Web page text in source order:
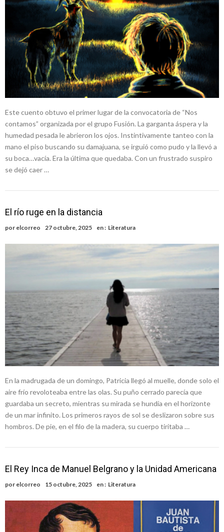
Este cuento obtuvo el primer lugar de la convocatoria de “Nos
contamos” organizada por el grupo Fusión. La garganta áspera y la
humedad pesada le abrieron los ojos. Instintivamente tanteo con la
mano el piso buscando su damajuana, se irguió como pudo y la llevó a
su boca…vacía. Era la última que quedaba. Con un frustrado suspiro
se dejó caer …
El río ruge en la distancia
por elcorreo 27 octubre, 2025 en : Literatura
En la madrugada de un domingo, Patricia llegó al muelle, donde solo el
aire frío revoloteaba entre las olas. Su puño cerrado parecía que
guardaba un secreto, mientras su mirada se hundía en el horizonte
de un mar infinito. Los primeros rayos de sol se deslizaron sobre sus
hombros. De pie, en el filo de la madera, su cuerpo tiritaba …
El Rey Inca de Manuel Belgrano y la Unidad Americana
por elcorreo 15 octubre, 2025 en : Literatura